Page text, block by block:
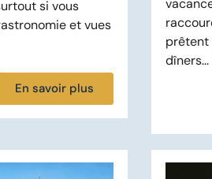
si vous
et vues
En savoir plus
prêtent
dîners...